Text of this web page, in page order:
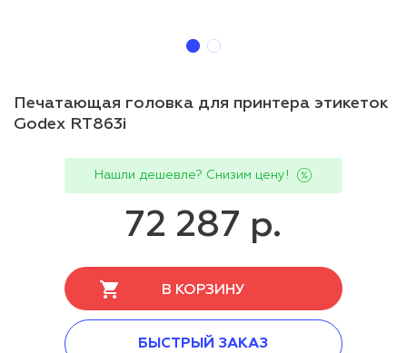
Печатающая головка для принтера этикеток
Godex RT863i
Нашли дешевле? Снизим цену!
72 287 р.
В КОРЗИНУ
БЫСТРЫЙ ЗАКАЗ